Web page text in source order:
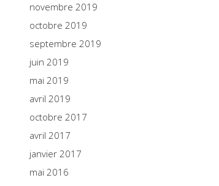
novembre 2019
octobre 2019
septembre 2019
juin 2019
mai 2019
avril 2019
octobre 2017
avril 2017
janvier 2017
mai 2016